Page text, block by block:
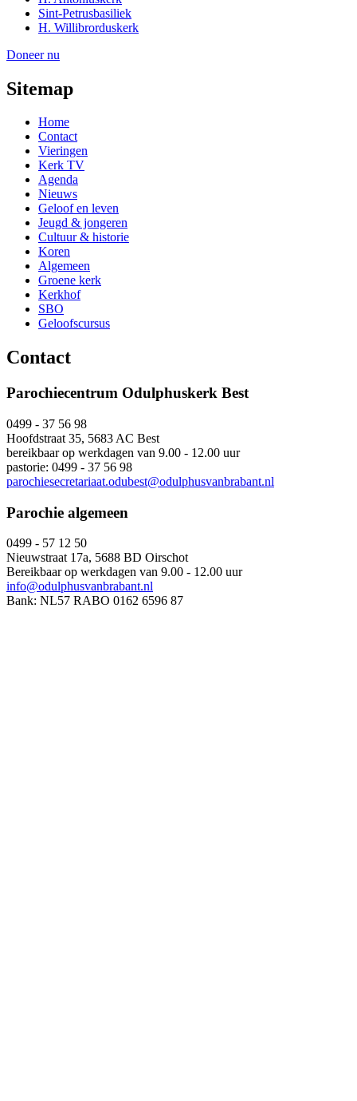
Sint-Petrusbasiliek
H. Willibrorduskerk
Doneer nu
Sitemap
Home
Contact
Vieringen
Kerk TV
Agenda
Nieuws
Geloof en leven
Jeugd & jongeren
Cultuur & historie
Koren
Algemeen
Groene kerk
Kerkhof
SBO
Geloofscursus
Contact
Parochiecentrum Odulphuskerk Best
0499 - 37 56 98
Hoofdstraat 35, 5683 AC Best
bereikbaar op werkdagen van 9.00 - 12.00 uur
pastorie: 0499 - 37 56 98
parochiesecretariaat.odubest@odulphusvanbrabant.nl
Parochie algemeen
0499 - 57 12 50
Nieuwstraat 17a, 5688 BD Oirschot
Bereikbaar op werkdagen van 9.00 - 12.00 uur
info@odulphusvanbrabant.nl
Bank: NL57 RABO 0162 6596 87